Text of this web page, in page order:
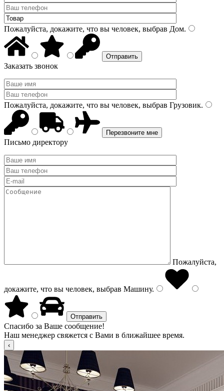
Пожалуйста, докажите, что вы человек, выбрав Дом.
Заказать звонок
Пожалуйста, докажите, что вы человек, выбрав Грузовик.
Письмо директору
Пожалуйста,
докажите, что вы человек, выбрав Машину.
Спасибо за Ваше сообщение!
Наш менеджер свяжется с Вами в ближайшее время.